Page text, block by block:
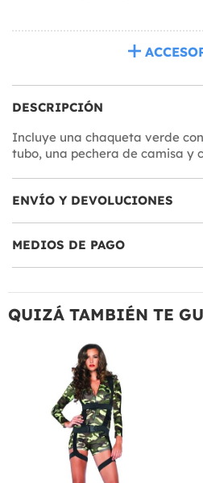
DESCRIPCIÓN
Incluye una chaqueta verde
tubo, una pechera de camisa y
ENVÍO Y DEVOLUCIONES
MEDIOS DE PAGO
QUIZÁ TAMBIÉN TE